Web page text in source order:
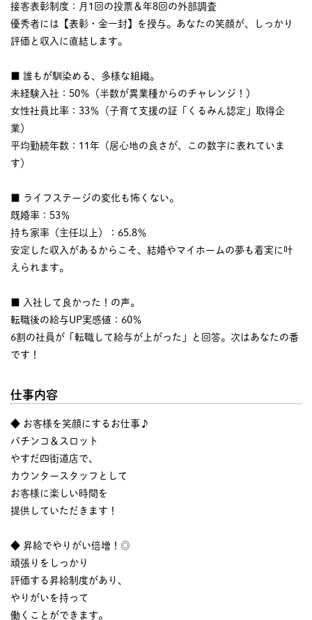
接客表彰制度：月1回の投票＆年8回の外部調査
優秀者には【表彰・金一封】を授与。あなたの笑顔が、しっかり
評価と収入に直結します。
■ 誰もが馴染める、多様な組織。
未経験入社：50％（半数が異業種からのチャレンジ！）
女性社員比率：33％（子育て支援の証「くるみん認定」取得企
業）
平均勤続年数：11年（居心地の良さが、この数字に表れていま
す）
■ ライフステージの変化も怖くない。
既婚率：53％
持ち家率（主任以上）：65.8％
安定した収入があるからこそ、結婚やマイホームの夢も着実に叶
えられます。
■ 入社して良かった！の声。
転職後の給与UP実感値：60％
6割の社員が「転職して給与が上がった」と回答。次はあなたの番
です！
仕事内容
◆ お客様を笑顔にするお仕事♪
パチンコ＆スロット
やすだ四街道店で、
カウンタースタッフとして
お客様に楽しい時間を
提供していただきます！
◆ 昇給でやりがい倍増！◎
頑張りをしっかり
評価する昇給制度があり、
やりがいを持って
働くことができます。